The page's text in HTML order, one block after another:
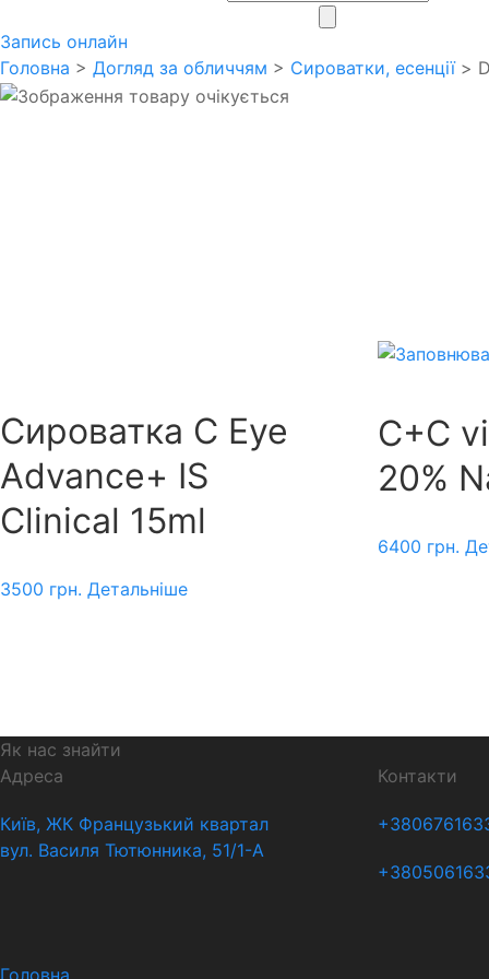
Запись онлайн
Головна > Догляд за обличчям > Сироватки, есенції>
Сироватка C Eye
Advance+ IS
Clinical 15ml
3500 грн. Детальніше
C+C
20%
6400 грн.
Як нас знайти
Адреса
Київ, ЖК Французький квартал
вул. Василя Тютюнника, 51/1-А
Контакти